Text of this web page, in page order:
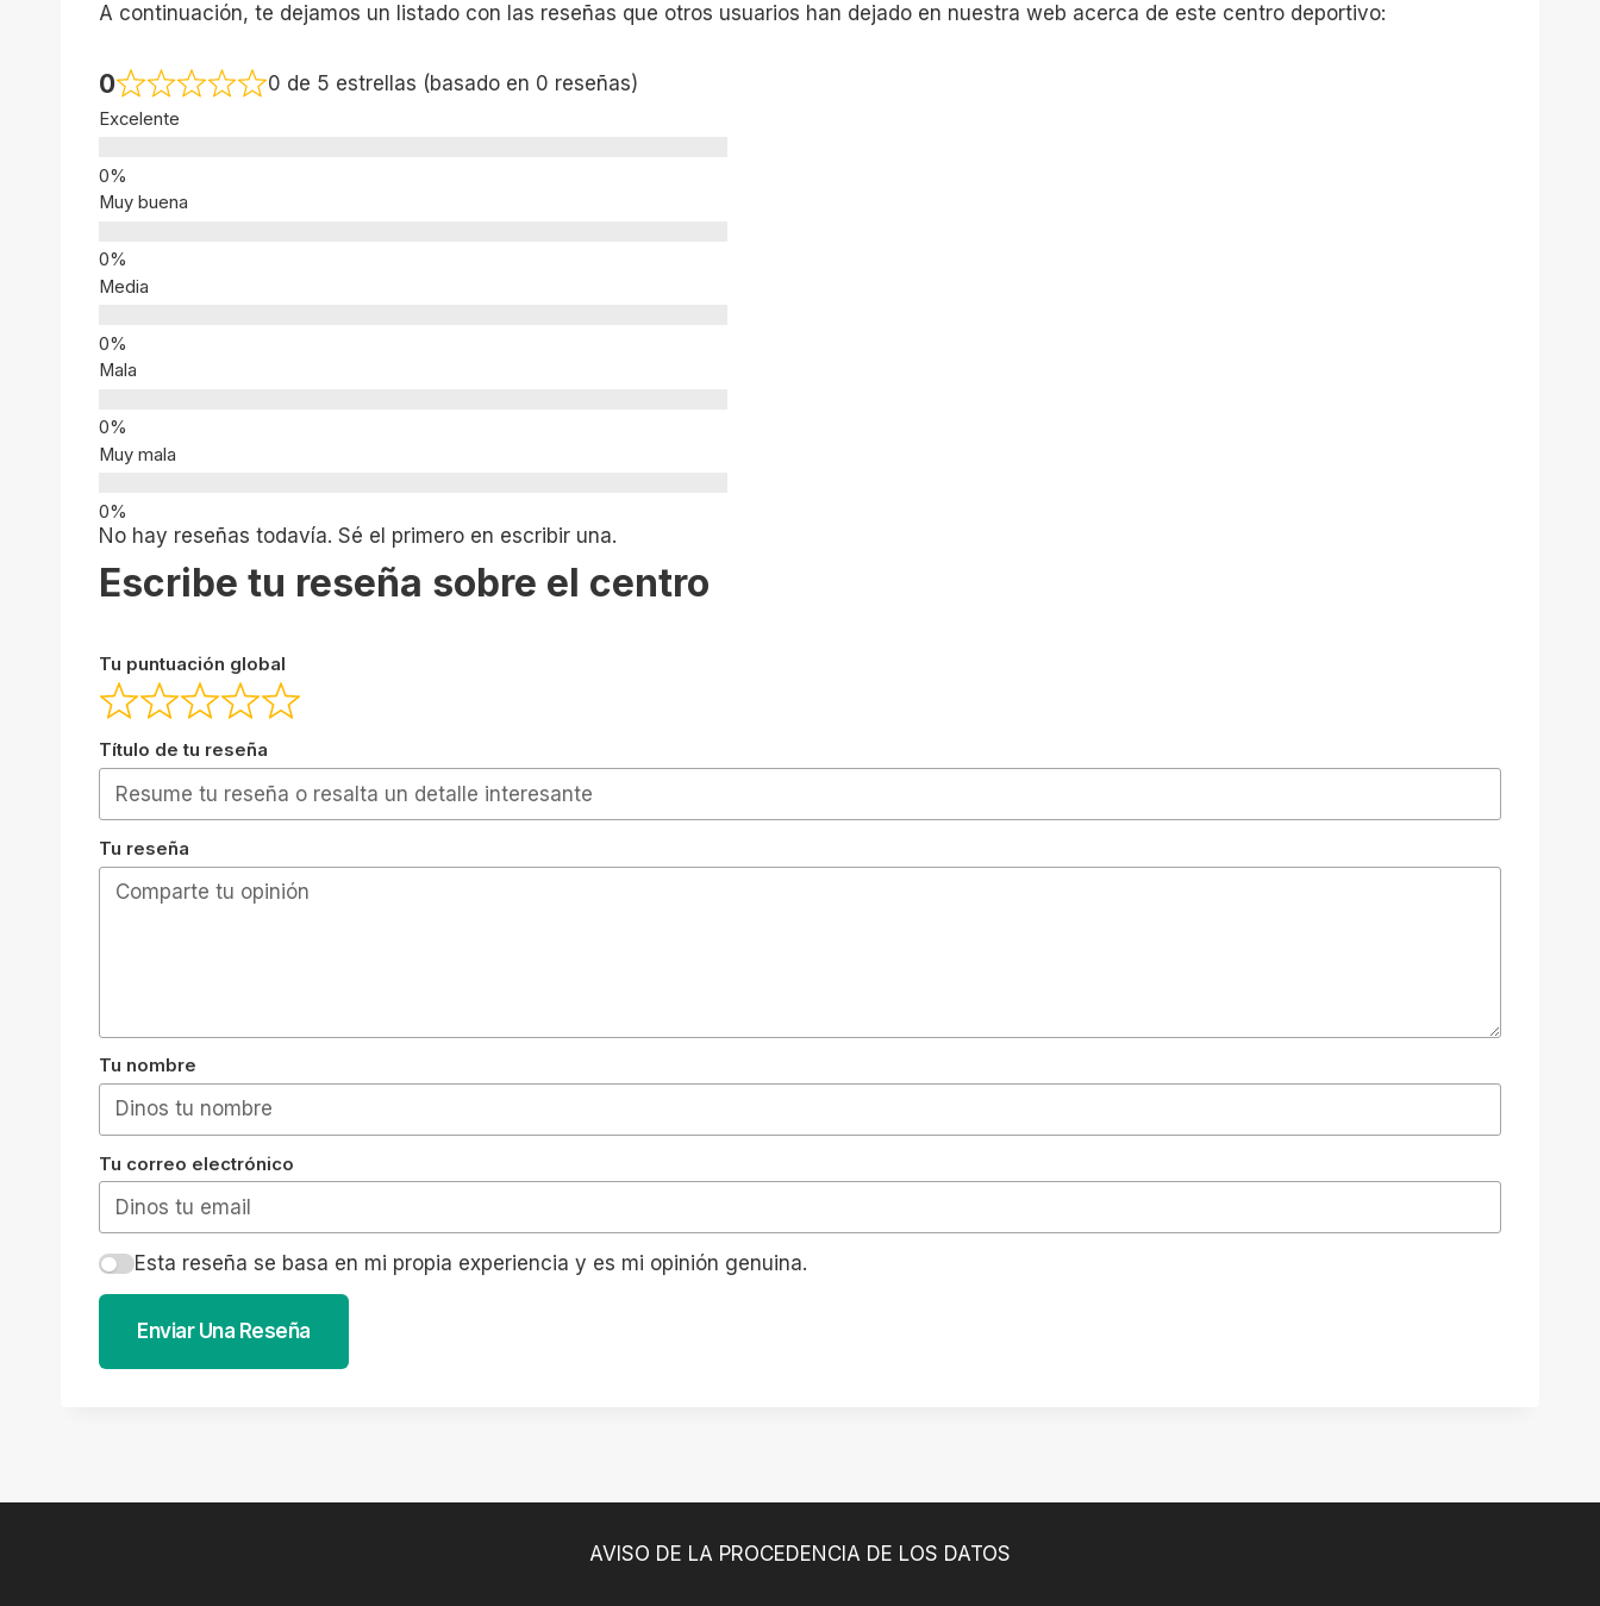
A continuación, te dejamos un listado con las reseñas que otros usuarios han dejado en nuestra web acerca de este centro deportivo:
0 0 de 5 estrellas (basado en 0 reseñas)
Excelente
Muy buena
Media
Mala
Muy mala
No hay reseñas todavía. Sé el primero en escribir una.
Escribe tu reseña sobre el centro
Tu puntuación global
Título de tu reseña
Tu reseña
Tu nombre
Tu correo electrónico
Esta reseña se basa en mi propia experiencia y es mi opinión genuina.
Enviar Una Reseña
AVISO DE LA PROCEDENCIA DE LOS DATOS